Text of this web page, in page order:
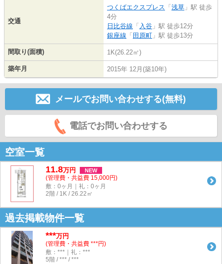
交通
つくばエクスプレス 「 浅草 」駅 徒歩
4分
日比谷線 「 入谷 」駅 徒歩12分
銀座線 「 田原町 」駅 徒歩13分
間取り(面積) 1K(26.22㎡)
築年月 2015年 12月(築10年)
メールでお問い合わせする(無料)
電話でお問い合わせする
空室一覧
11.8万円 NEW
(管理費・共益費 15,000円)
敷：0ヶ月｜礼：0ヶ月
2階 / 1K / 26.22㎡
過去掲載物件一覧
***万円
(管理費・共益費 ***円)
敷：***｜礼：***
5階 / *** / ***